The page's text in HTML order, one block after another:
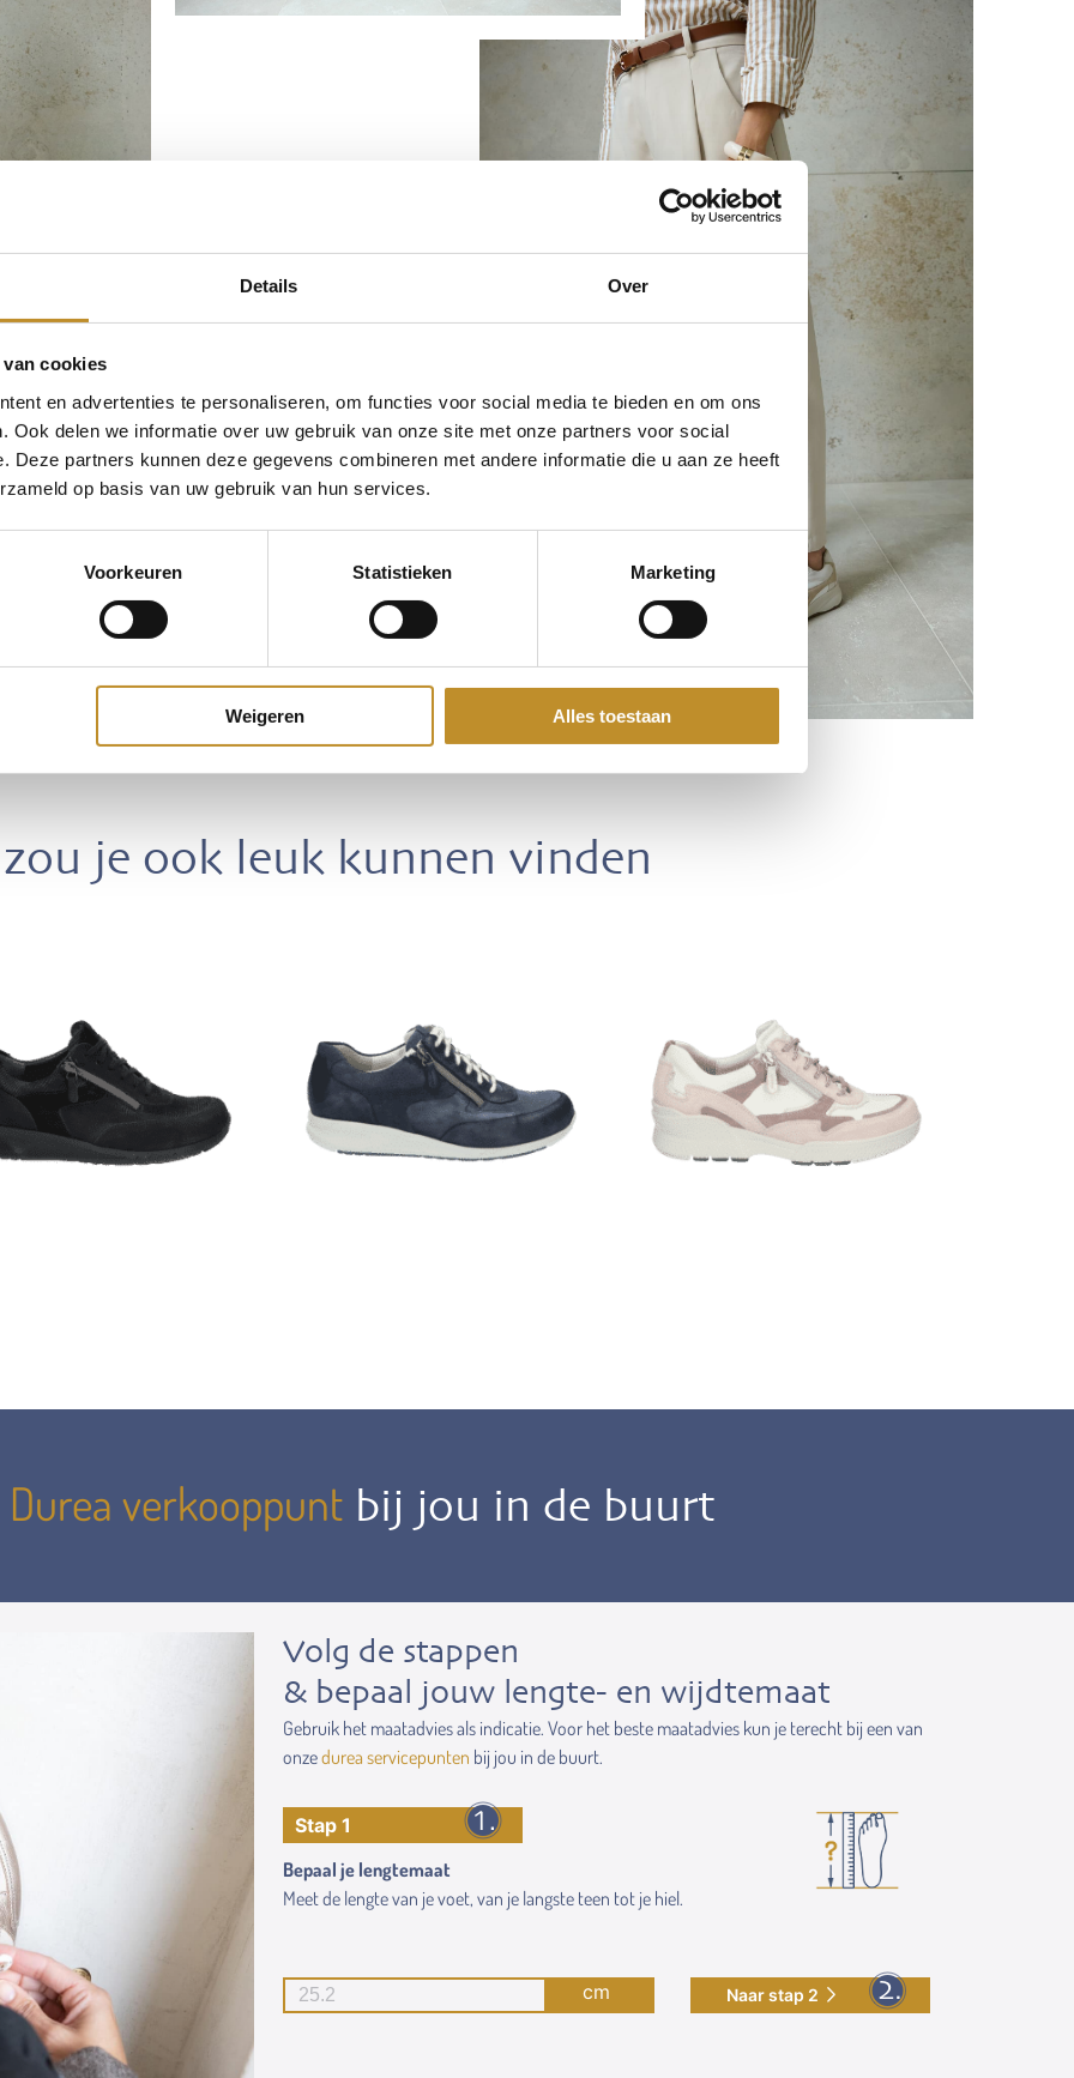
Details Over
cookies
en advertenties te personaliseren, om functies voor social media te bieden en om ons
Ook delen we informatie over uw gebruik van onze site met onze partners voor social
Deze partners kunnen deze gegevens combineren met andere informatie die u aan ze heeft
op basis van uw gebruik van hun services.
Voorkeuren Statistieken Marketing
Weigeren Alles toestaan
je ook leuk kunnen vinden
Durea verkooppunt bij jou in de buurt
Volg de stappen
& bepaal jouw lengte- en wijdtemaat
Gebruik het maatadvies als indicatie. Voor het beste maatadvies kun je terecht bij een van
onzedurea servicepunten bij jou in de buurt.
Stap 1
Bepaal je lengtemaat
Meet de lengte van je voet, van je langste teen tot je hiel.
cm Naar stap 2